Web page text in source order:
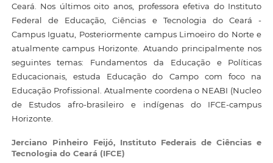
Ceará. Nos últimos oito anos, professora efetiva do Instituto
Federal de Educação, Ciências e Tecnologia do Ceará -
Campus Iguatu, Posteriormente campus Limoeiro do Norte e
atualmente campus Horizonte. Atuando principalmente nos
seguintes temas: Fundamentos da Educação e Políticas
Educacionais, estuda Educação do Campo com foco na
Educação Profissional. Atualmente coordena o NEABI (Nucleo
de Estudos afro-brasileiro e indígenas do IFCE-campus
Horizonte.
Jerciano Pinheiro Feijó, Instituto Federais de Ciências e
Tecnologia do Ceará (IFCE)